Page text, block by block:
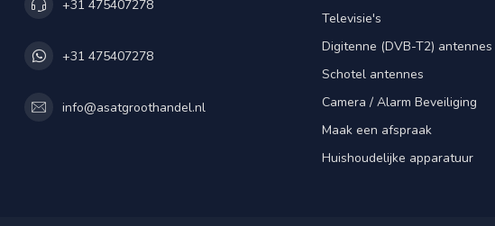
+31 475407278
+31 475407278
info@asatgroothandel.nl
Televisie's
Digitenne (DVB-T2) antennes
Schotel antennes
Camera / Alarm Beveiliging
Maak een afspraak
Huishoudelijke apparatuur